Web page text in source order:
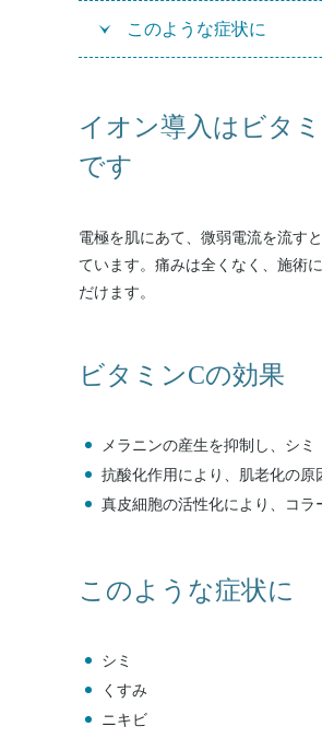
このような症状に
イオン導入はビタ
です
電極を肌にあて、微弱電流を流す
ています。痛みは全くなく、施術
だけます。
ビタミンCの効果
メラニンの産生を抑制し、シ
抗酸化作用により、肌老化の原
真皮細胞の活性化により、コ
このような症状に
シミ
くすみ
ニキビ